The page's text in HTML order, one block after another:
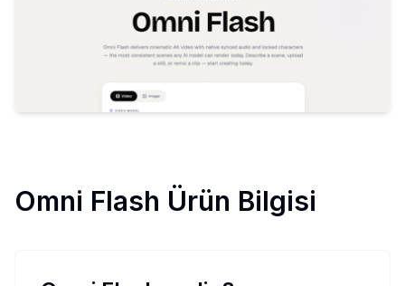
Omni Flash Ürün Bilgisi